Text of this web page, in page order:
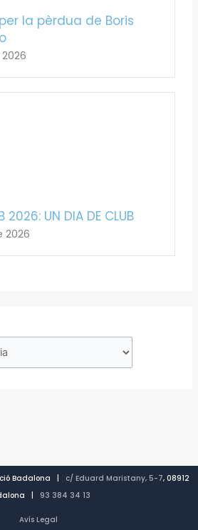
la pèrdua de Boris
2026: UN DIA DE CLUB
2026
Badalona | c/ Eduard Maristany, 5-7, 08912
| 93 384 34 13
Avís Legal